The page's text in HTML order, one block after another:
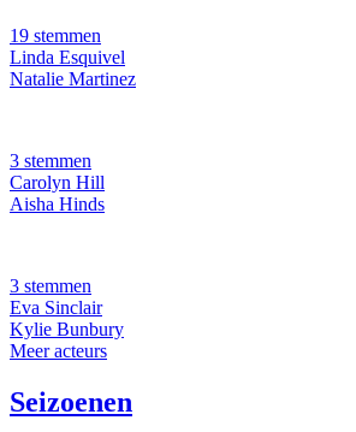
19 stemmen
Linda Esquivel
Natalie Martinez
3 stemmen
Carolyn Hill
Aisha Hinds
3 stemmen
Eva Sinclair
Kylie Bunbury
Meer acteurs
Seizoenen